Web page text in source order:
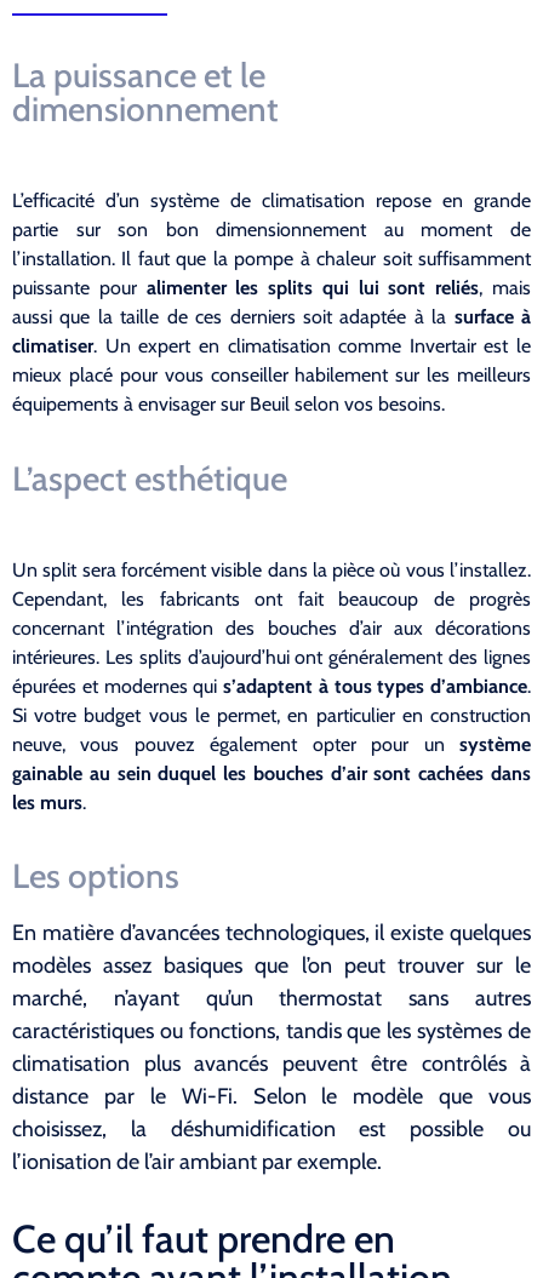
La puissance et le
dimensionnement
L’efficacité d’un système de climatisation repose en grande
partie sur son bon dimensionnement au moment de
l’installation. Il faut que la pompe à chaleur soit suffisamment
puissante pour alimenter les splits qui lui sont reliés, mais
aussi que la taille de ces derniers soit adaptée à la surface à
climatiser. Un expert en climatisation comme Invertair est le
mieux placé pour vous conseiller habilement sur les meilleurs
équipements à envisager sur Beuil selon vos besoins.
L’aspect esthétique
Un split sera forcément visible dans la pièce où vous l’installez.
Cependant, les fabricants ont fait beaucoup de progrès
concernant l’intégration des bouches d’air aux décorations
intérieures. Les splits d’aujourd’hui ont généralement des lignes
épurées et modernes qui s’adaptent à tous types d’ambiance.
Si votre budget vous le permet, en particulier en construction
neuve, vous pouvez également opter pour un système
gainable au sein duquel les bouches d’air sont cachées dans
les murs.
Les options
En matière d’avancées technologiques, il existe quelques
modèles assez basiques que l’on peut trouver sur le
marché, n’ayant qu’un thermostat sans autres
caractéristiques ou fonctions, tandis que les systèmes de
climatisation plus avancés peuvent être contrôlés à
distance par le Wi-Fi. Selon le modèle que vous
choisissez, la déshumidification est possible ou
l’ionisation de l’air ambiant par exemple.
Ce qu’il faut prendre en